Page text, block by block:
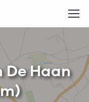
Haan